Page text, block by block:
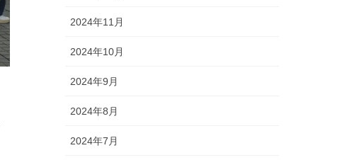
2024年11月
2024年10月
2024年9月
2024年8月
2024年7月